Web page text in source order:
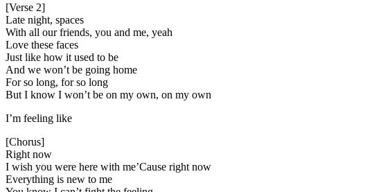
[Verse 2]
Late night, spaces
With all our friends, you and me, yeah
Love these faces
Just like how it used to be
And we won’t be going home
For so long, for so long
But I know I won’t be on my own, on my own
I’m feeling like
[Chorus]
Right now
I wish you were here with me’Cause right now
Everything is new to me